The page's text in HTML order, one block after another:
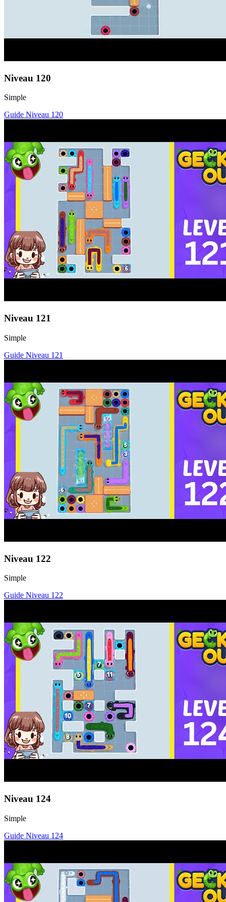
Niveau 120
Simple
Guide Niveau 120
Niveau 121
Simple
Guide Niveau 121
Niveau 122
Simple
Guide Niveau 122
Niveau 124
Simple
Guide Niveau 124